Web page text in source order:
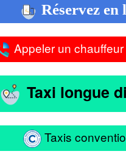
Réservez en
Appeler un
Taxi longue
Taxis